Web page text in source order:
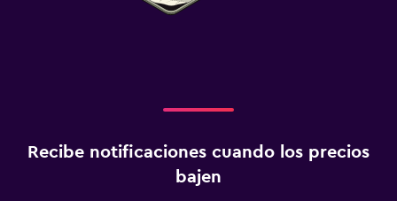
Recibe notificaciones cuando los precios
bajen